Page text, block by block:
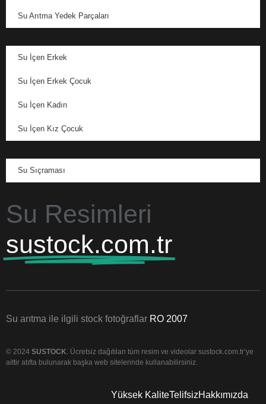
Su Arıtma Yedek Parçaları
Su İçen Erkek
Su İçen Erkek Çocuk
Su İçen Kadın
Su İçen Kız Çocuk
Su Sıçraması
Su Resimleri
sustock.com.tr
Su arıtma ile ilgili stock fotoğraflar RO 2007
© 2024 SUSTOCK. Ücretsiz dağıtılan tüm resim ve videolar sustock.com.tr’ye
aittir atıfta bulunarak başka web sitelerinde kullanabilirsiniz.
Yüksek KaliteTelifsizHakkımızda